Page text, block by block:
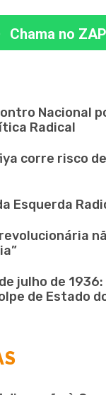
Chama no ZAP
Nacional
Radical
corre risco
Esquerda
julho de
de Estado